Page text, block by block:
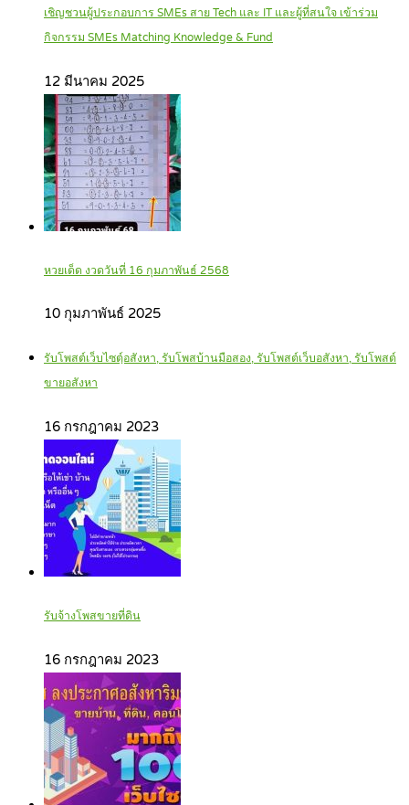
เชิญชวนผู้ประกอบการ SMEs สาย Tech และ IT และผู้ที่สนใจ เข้าร่วม
กิจกรรม SMEs Matching Knowledge & Fund
12 มีนาคม 2025
หวยเด็ด งวดวันที่ 16 กุมภาพันธ์ 2568
10 กุมภาพันธ์ 2025
รับโพสต์เว็บไซตฺ์อสังหา, รับโพสบ้านมือสอง, รับโพสต์เว็บอสังหา, รับโพสต์
ขายอสังหา
16 กรกฎาคม 2023
รับจ้างโพสขายที่ดิน
16 กรกฎาคม 2023